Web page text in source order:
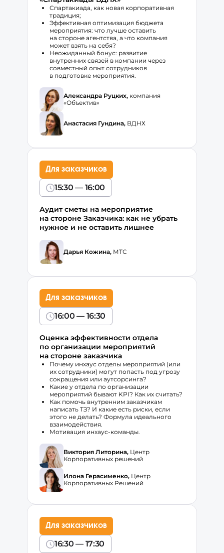
Спартакиада, как новая корпоративная
традиция;
Эффективная оптимизация бюджета
мероприятия: что лучше оставить
на стороне агентства, а что компания
может взять на себя?
Неожиданный бонус: развитие
внутренних связей в компании через
совместный опыт сотрудников
в подготовке мероприятия.
Александра Руцких, компания
«Объектив»
Анастасия Гундина, ВДНХ
Для заказчиков
15:30 — 16:00
Аудит сметы на мероприятие
на стороне Заказчика: как не убрать
нужное и не оставить лишнее
Дарья Кожина, МТС
Для заказчиков
16:00 — 16:30
Оценка эффективности отдела
по организации мероприятий
на стороне заказчика
Почему инхаус отделы мероприятий (или
их сотрудники) могут попасть под угрозу
сокращения или аутсорсинга?
Какие у отдела по организации
мероприятий бывают KPI? Как их считать?
Как помочь внутренним заказчикам
написать ТЗ? И какие есть риски, если
этого не делать? Формула идеального
взаимодействия.
Мотивация инхаус-команды.
Виктория Литорина, Центр
Корпоративных решений
Илона Герасименко, Центр
Корпоративных Решений
Для заказчиков
16:30 — 17:30